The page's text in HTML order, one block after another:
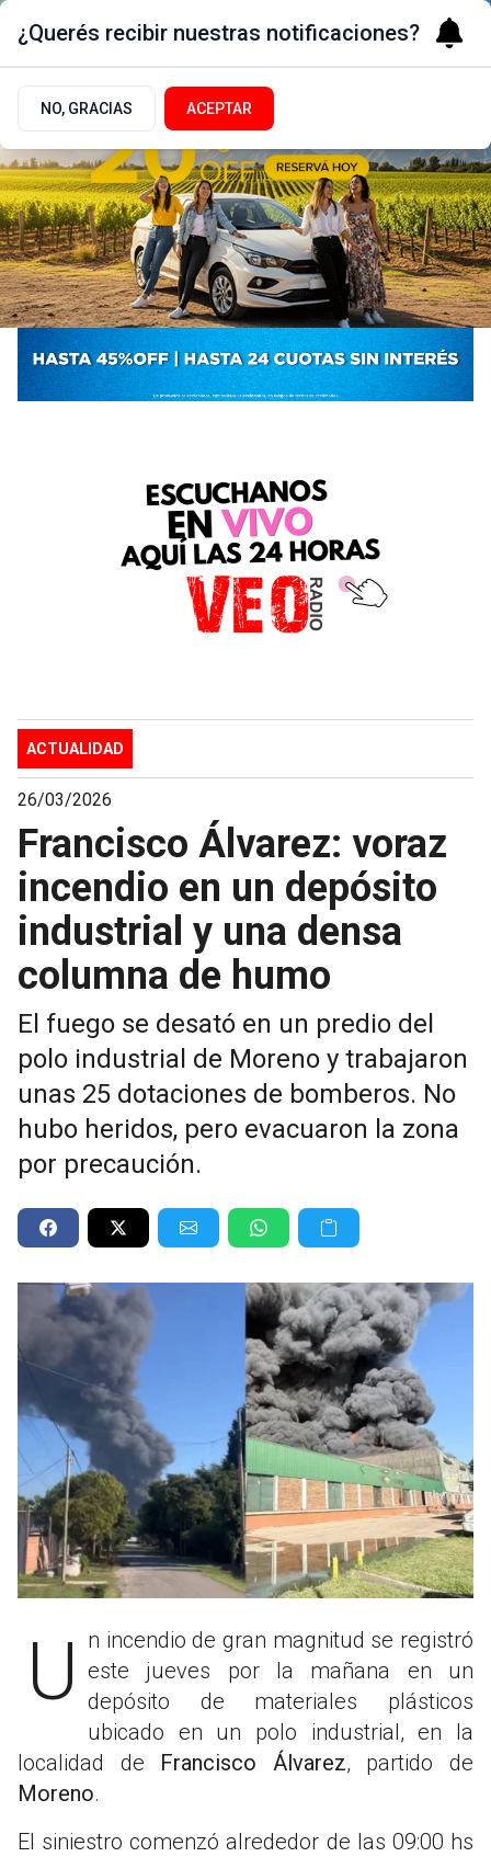
ACTUALIDAD
26/03/2026
Francisco Álvarez: voraz
incendio en un depósito
industrial y una densa
columna de humo
El fuego se desató en un predio del
polo industrial de Moreno y trabajaron
unas 25 dotaciones de bomberos. No
hubo heridos, pero evacuaron la zona
por precaución.
Un incendio de gran magnitud se registró este jueves por la mañana en un
depósito de materiales plásticos
ubicado en un polo industrial, en la
localidad de Francisco Álvarez, partido de
Moreno.
El siniestro comenzó alrededor de las 09:00 hs
¿Querés recibir nuestras notificaciones?
NO, GRACIAS ACEPTAR